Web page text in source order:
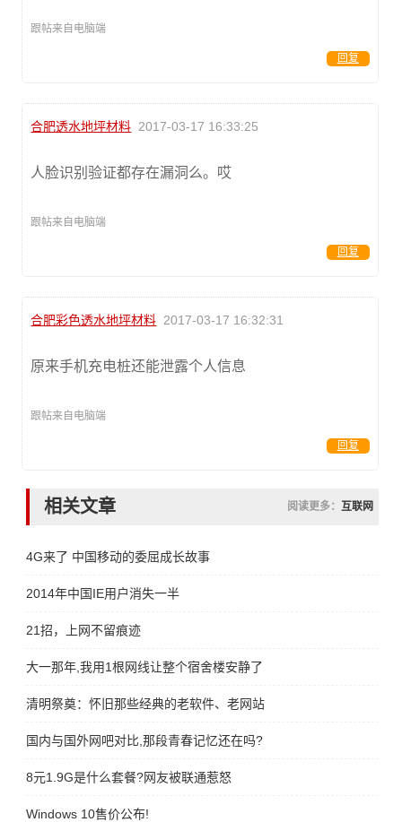
跟帖来自电脑端
回复
合肥透水地坪材料 2017-03-17 16:33:25
人脸识别验证都存在漏洞么。哎
跟帖来自电脑端
回复
合肥彩色透水地坪材料 2017-03-17 16:32:31
原来手机充电桩还能泄露个人信息
跟帖来自电脑端
回复
相关文章 阅读更多： 互联网
4G来了 中国移动的委屈成长故事
2014年中国IE用户消失一半
21招，上网不留痕迹
大一那年,我用1根网线让整个宿舍楼安静了
清明祭奠：怀旧那些经典的老软件、老网站
国内与国外网吧对比,那段青春记忆还在吗?
8元1.9G是什么套餐?网友被联通惹怒
Windows 10售价公布!